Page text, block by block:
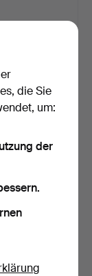
CERTINA,
die Sie
um:
der